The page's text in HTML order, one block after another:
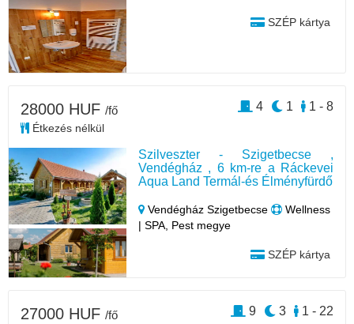
SZÉP kártya
Szilveszter - Szigetbecse ,
Vendégház , 6 km-re a Ráckevei
Aqua Land Termál-és Élményfürdő
Vendégház Szigetbecse
Wellness
| SPA, Pest megye
SZÉP kártya
28000 HUF /fő
Étkezés nélkül
1 - 8
1
4
27000 HUF /fő 1 - 22
3
9